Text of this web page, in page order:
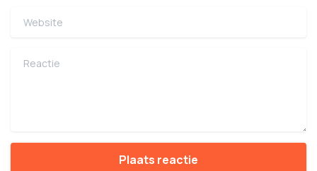
Website
Reactie